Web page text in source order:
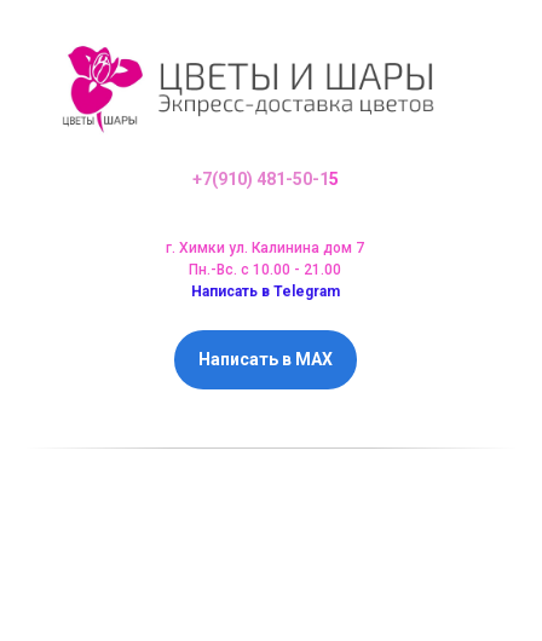
+7(910) 481-50-15
г. Химки ул. Калинина дом 7
Пн.-Вс. с 10.00 - 21.00
Написать в Telegram
Написать в MAX